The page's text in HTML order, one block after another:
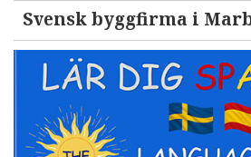
Svensk byggfirma i